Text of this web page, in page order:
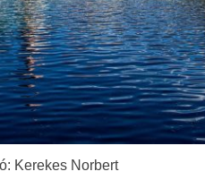
Kerekes Norbert